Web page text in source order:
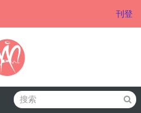
刊登